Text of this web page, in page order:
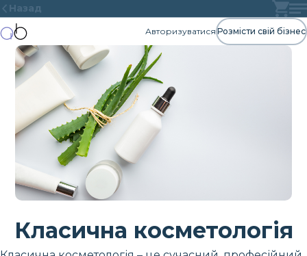
Назад
Авторизуватися Розмісти свій бізнес
Класична косметологія